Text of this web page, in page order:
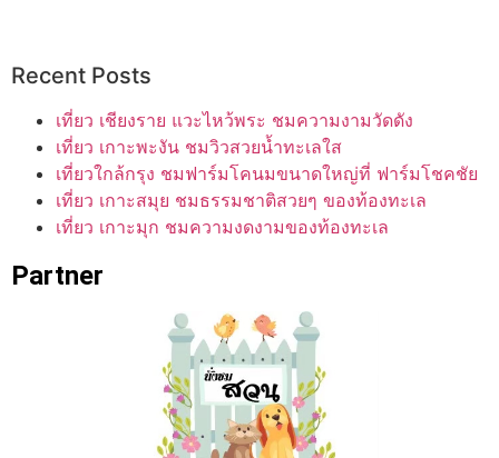
Recent Posts
เที่ยว เชียงราย แวะไหว้พระ ชมความงามวัดดัง
เที่ยว เกาะพะงัน ชมวิวสวยน้ำทะเลใส
เที่ยวใกล้กรุง ชมฟาร์มโคนมขนาดใหญ่ที่ ฟาร์มโชคชัย
เที่ยว เกาะสมุย ชมธรรมชาติสวยๆ ของท้องทะเล
เที่ยว เกาะมุก ชมความงดงามของท้องทะเล
Partner